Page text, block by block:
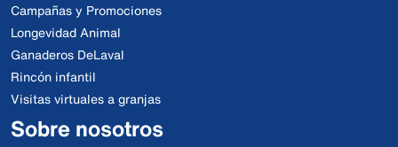
Campañas y Promociones
Longevidad Animal
Ganaderos DeLaval
Rincón infantil
Visitas virtuales a granjas
Sobre nosotros